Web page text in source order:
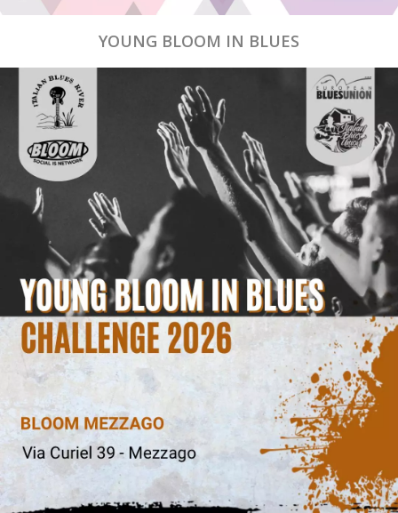
YOUNG BLOOM IN BLUES